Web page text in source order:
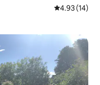
औसत रेटिंग 5 में
4.93 (14)